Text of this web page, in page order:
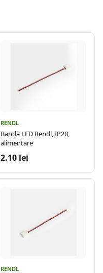
RENDL
Bandă LED Rendl, IP20,
alimentare
2.10 lei
RENDL